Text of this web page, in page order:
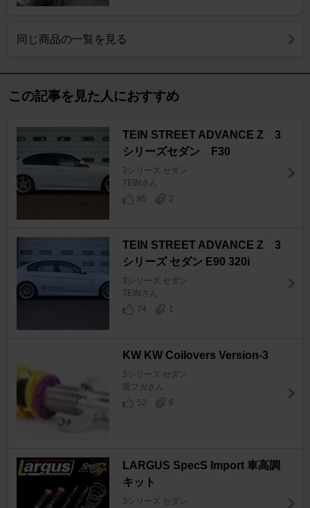
同じ商品の一覧を見る
この記事を見た人におすすめ
TEIN STREET ADVANCE Z 3
シリーズセダン F30
3シリーズ セダン
TEINさん
95
2
TEIN STREET ADVANCE Z 3
シリーズ セダン E90 320i
3シリーズ セダン
TEINさん
74
1
KW KW Coilovers Version-3
3シリーズ セダン
黒フガさん
52
6
LARGUS SpecS Import 車高調
キット
3シリーズ セダン